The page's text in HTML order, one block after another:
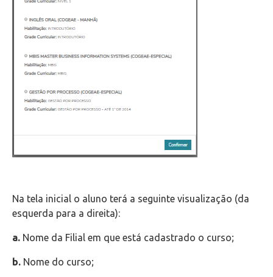
Na tela inicial o aluno terá a seguinte visualização (da
esquerda para a direita):
a. Nome da Filial em que está cadastrado o curso;
b. Nome do curso;